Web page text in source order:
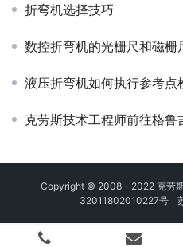
折弯机选择技巧
数控折弯机的光栅尺和磁栅
液压折弯机如何执行参考点
克劳斯技术工程师前往格鲁
Copyright © 2008 - 2022 克劳
32011802010227号